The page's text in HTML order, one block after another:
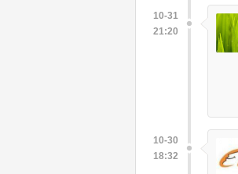
10-31
21:20
10-30
18:32